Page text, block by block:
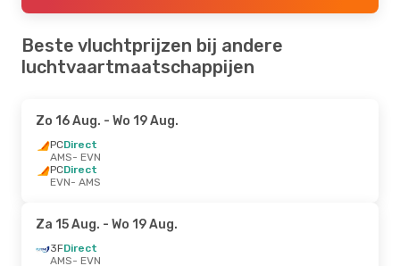
Beste vluchtprijzen bij andere
luchtvaartmaatschappijen
Zo 16 Aug. - Wo 19 Aug.
PCDirect
AMS- EVN
PCDirect
EVN- AMS
Za 15 Aug. - Wo 19 Aug.
3FDirect
AMS- EVN